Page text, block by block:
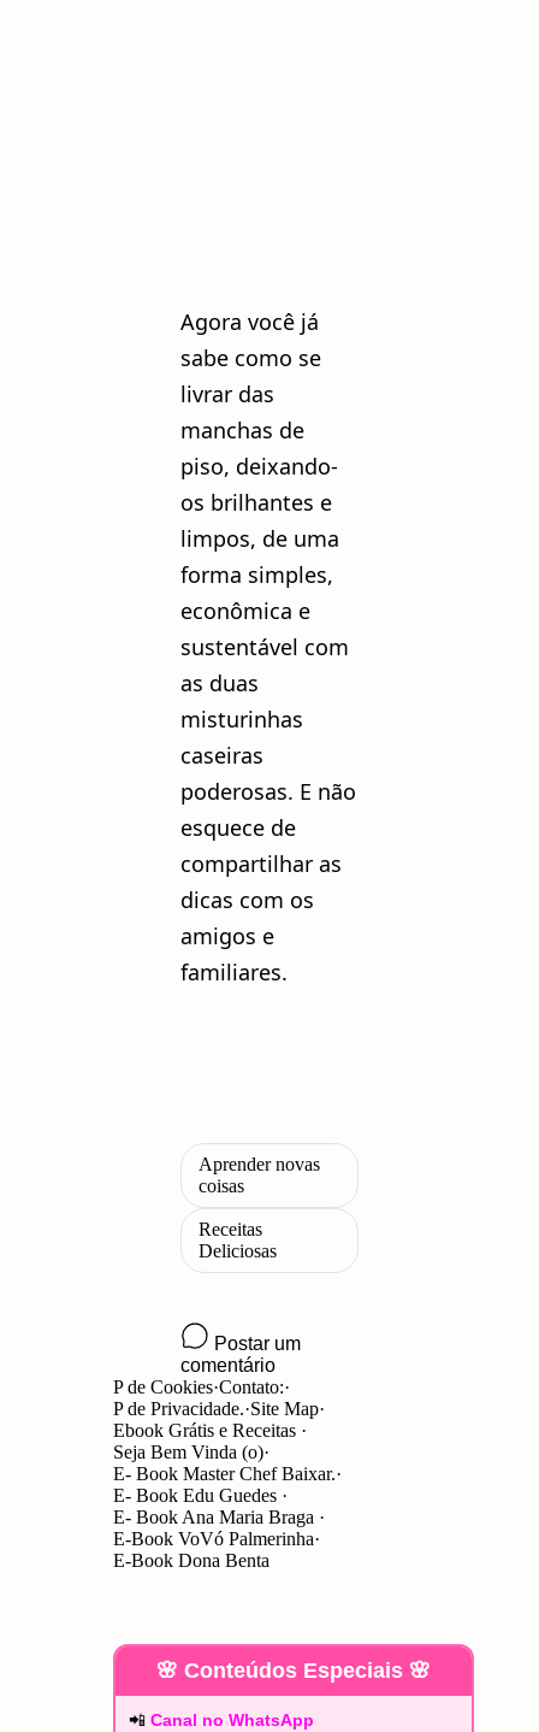
Agora você já
sabe como se
livrar das
manchas de
piso, deixando-
os brilhantes e
limpos, de uma
forma simples,
econômica e
sustentável com
as duas
misturinhas
caseiras
poderosas. E não
esquece de
compartilhar as
dicas com os
amigos e
familiares.
P de Cookies Contato:
P de Privacidade. Site Map
Ebook Grátis e Receitas
Seja Bem Vinda (o)
E- Book Master Chef Baixar.
E- Book Edu Guedes
E- Book Ana Maria Braga
E-Book VoVó Palmerinha
E-Book Dona Benta
🌸 Conteúdos Especiais 🌸
📲 Canal no WhatsApp